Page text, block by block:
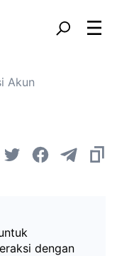
Akun
dengan